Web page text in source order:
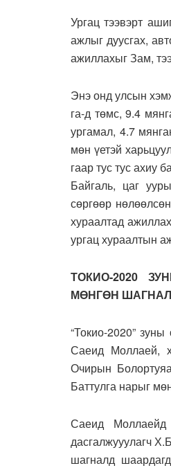
Ургац тээвэрт
ажлыг дуусгах,
ажиллахыг Зам,
Энэ онд улсын
га-д төмс, 9.4
ургамал, 4.7
мөн үетэй
гаар тус тус ахиу
Байгаль, цаг
сөргөөр
хураалтад
ургац хураалтын
ТОКИО-2020
МӨНГӨН
“Токио-2020”
Саеид Моллаей,
Очирын
Баттулга нарыг
Саеид
дасгалжууулагч
шагналд